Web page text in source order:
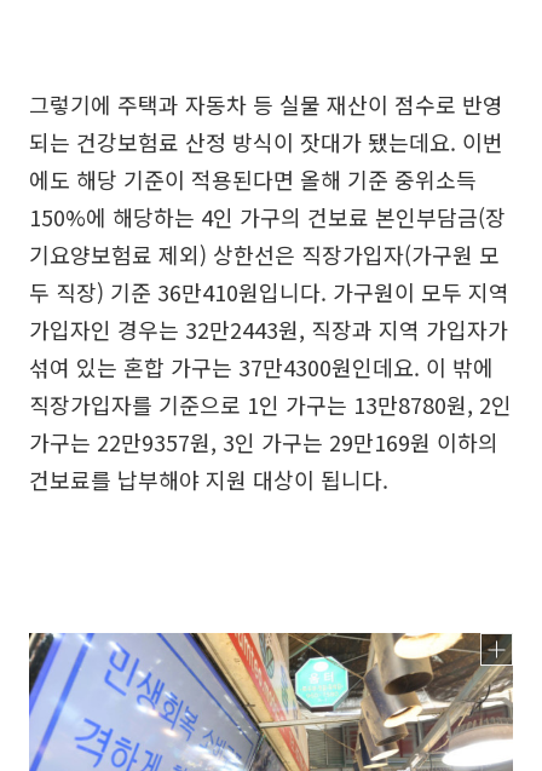
그렇기에 주택과 자동차 등 실물 재산이 점수로 반영
되는 건강보험료 산정 방식이 잣대가 됐는데요. 이번
에도 해당 기준이 적용된다면 올해 기준 중위소득
150%에 해당하는 4인 가구의 건보료 본인부담금(장
기요양보험료 제외) 상한선은 직장가입자(가구원 모
두 직장) 기준 36만410원입니다. 가구원이 모두 지역
가입자인 경우는 32만2443원, 직장과 지역 가입자가
섞여 있는 혼합 가구는 37만4300원인데요. 이 밖에
직장가입자를 기준으로 1인 가구는 13만8780원, 2인
가구는 22만9357원, 3인 가구는 29만169원 이하의
건보료를 납부해야 지원 대상이 됩니다.